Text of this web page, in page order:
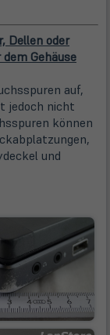
Dellen oder
Gehäuse
auf,
jedoch nicht
können
und